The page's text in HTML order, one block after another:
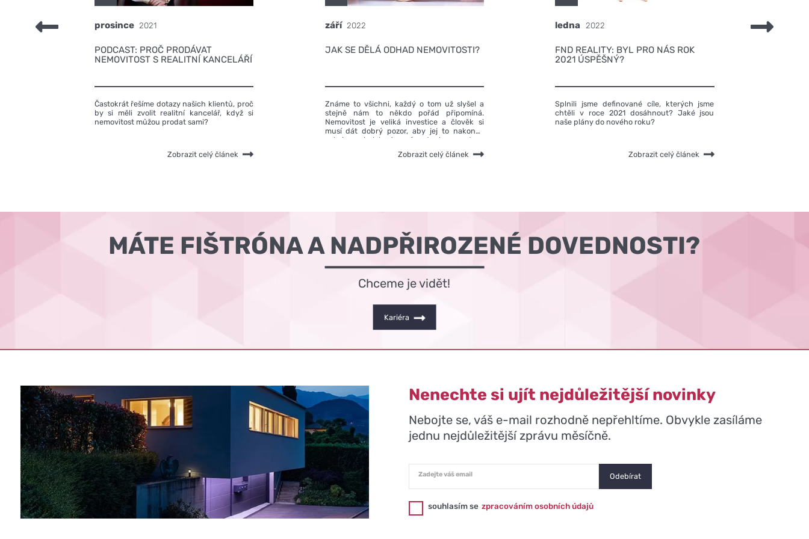
prosince 2021
PODCAST: PROČ PRODÁVAT
NEMOVITOST S REALITNÍ KANCELÁŘÍ
Častokrát řešíme dotazy našich klientů, proč
by si měli zvolit realitní kancelář, když si
nemovitost můžou prodat sami?
Zobrazit celý článek
září 2022
JAK SE DĚLÁ ODHAD NEMOVITOSTI?
Známe to všichni, každý o tom už slyšel a
stejně nám to někdo pořád připomíná.
Nemovitost je veliká investice a člověk si
musí dát dobrý pozor, aby jej to nakonec
velmi nezabolelo. Ano víme to, bereme to v
potaz. A víme i to, na co se zaměřit.
Zobrazit celý článek
ledna 2022
FND REALITY: BYL PRO NÁS ROK
2021 ÚSPĚŠNÝ?
Splnili jsme definované cíle, kterých jsme
chtěli v roce 2021 dosáhnout? Jaké jsou
naše plány do nového roku?
Zobrazit celý článek
MÁTE FIŠTRÓNA A NADPŘIROZENÉ DOVEDNOSTI?
Chceme je vidět!
Kariéra
Nenechte si ujít nejdůležitější novinky
Nebojte se, váš e-mail rozhodně nepřehltíme. Obvykle zasíláme
jednu nejdůležitější zprávu měsíčně.
Zadejte váš email
souhlasím se zpracováním osobních údajů